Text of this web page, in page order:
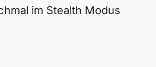
im Stealth Modus